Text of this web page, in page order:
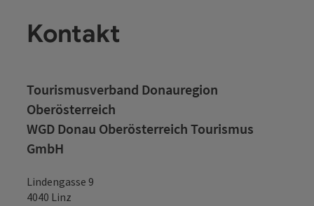
Kontakt
Tourismusverband Donauregion
Oberösterreich
WGD Donau Oberösterreich Tourismus
GmbH
Lindengasse 9
4040 Linz